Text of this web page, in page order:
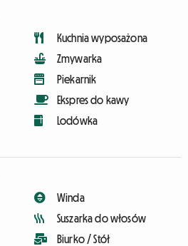
Kuchnia wyposażona
Zmywarka
Piekarnik
Ekspres do kawy
Lodówka
Winda
Suszarka do włosów
Biurko / Stół